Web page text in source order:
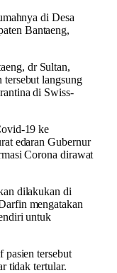
di Desa
Bantaeng,
dr Sultan,
langsung
di Swiss-
19 ke
edaran Gubernur
Corona dirawat
dilakukan di
mengatakan
untuk
pasien tersebut
tidak tertular.